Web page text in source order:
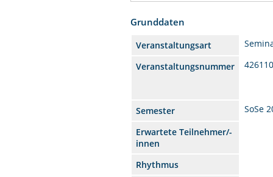
Grunddaten
Veranstaltungsart
Veranstaltungsnummer
Semester
SoSe
Erwartete Teilnehmer/-
innen
Rhythmus